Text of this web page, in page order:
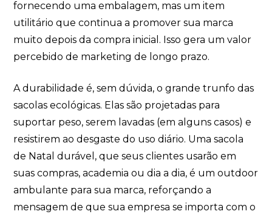
fornecendo uma embalagem, mas um item
utilitário que continua a promover sua marca
muito depois da compra inicial. Isso gera um valor
percebido de marketing de longo prazo.
A durabilidade é, sem dúvida, o grande trunfo das
sacolas ecológicas. Elas são projetadas para
suportar peso, serem lavadas (em alguns casos) e
resistirem ao desgaste do uso diário. Uma sacola
de Natal durável, que seus clientes usarão em
suas compras, academia ou dia a dia, é um outdoor
ambulante para sua marca, reforçando a
mensagem de que sua empresa se importa com o